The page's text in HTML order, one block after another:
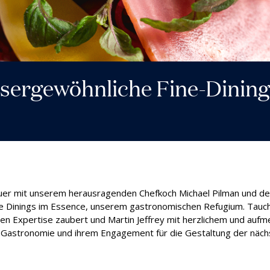
Fine-Dining
mit unserem herausragenden Chefkoch Michael Pilman und
im Essence, unserem gastronomischen Refugium.
Expertise zaubert und Martin Jeffrey mit herzlichem und
und ihrem Engagement für die Gestaltung der